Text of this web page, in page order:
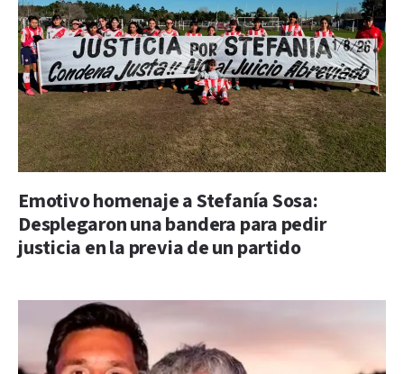
Emotivo homenaje a Stefanía Sosa:
Desplegaron una bandera para pedir
justicia en la previa de un partido